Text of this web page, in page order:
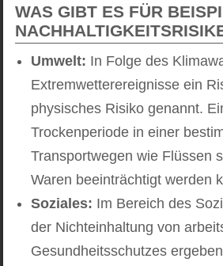
WAS GIBT ES FÜR
Umwelt: In Folge des
Extremwetterereignisse ein
physisches Risiko genannt.
Trockenperiode in einer
Transportwegen wie Flüssen
Waren beeinträchtigt werden
Soziales: Im Bereich des
der Nichteinhaltung von
Gesundheitsschutzes